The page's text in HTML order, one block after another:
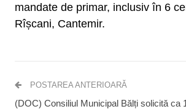
mandate de primar, inclusiv în 6
Rîșcani, Cantemir.
POSTAREA ANTERIOARĂ
(DOC) Consiliul Municipal Bălți solicită ca